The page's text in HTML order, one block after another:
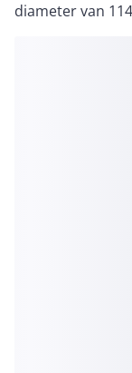
diameter van